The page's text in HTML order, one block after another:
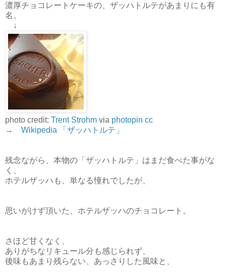
濃厚チョコレートケーキの、ザッハトルテがあまりにも有
名。
↓
photo credit: Trent Strohm via photopin cc
→ Wikipedia 「ザッハトルテ」
残念ながら、本物の「ザッハトルテ」はまだ食べた事がな
く、
ホテルザッハも、単なる憧れでしたが、
思いがけず頂いた、ホテルザッハのチョコレート。
さほど甘くなく、
ありがちなリキュール分も感じられず、
後味もあまり残らない、あっさりした風味と、